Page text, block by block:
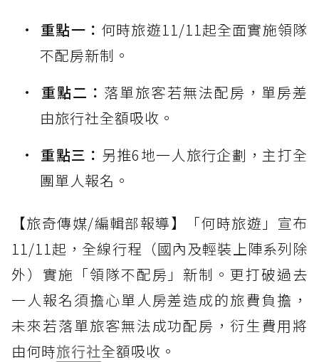
重點一： 何時旅遊11/11起全面實施領隊
不配房新制。
重點二： 落單旅客若無法配房，單房差
由旅行社全額吸收。
重點三： 另推6地一人旅行企劃，主打全
團單人報名。
【旅奇傳媒/編輯部報導】「何時旅遊」宣布
11/11起，全線行程（國內及輕裝上陣系列除
外）實施「領隊不配房」新制。更打破過去
一人報名須擔心單人房差造成的旅費負擔，
未來若落單旅客無法成功配房，衍生費用將
由何時旅行社全額吸收。